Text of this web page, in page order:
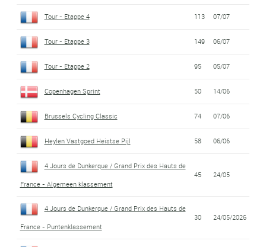
Tour - Etappe 4 113 07/07
Tour - Etappe 3 149 06/07
Tour - Etappe 2 95 05/07
Copenhagen Sprint 50 14/06
Brussels Cycling Classic 74 07/06
Heylen Vastgoed Heistse Pijl 58 06/06
4 Jours de Dunkerque / Grand Prix des Hauts de
France - Algemeen klassement
45 24/05
4 Jours de Dunkerque / Grand Prix des Hauts de
France - Puntenklassement
30 24/05/2026